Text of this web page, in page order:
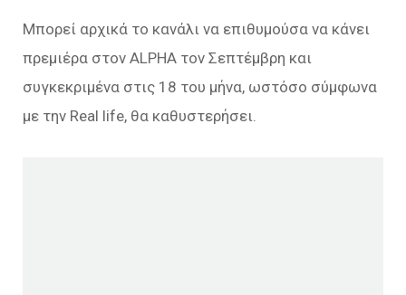
Μπορεί αρχικά το κανάλι να επιθυμούσα να κάνει
πρεμιέρα στον ALPHA τον Σεπτέμβρη και
συγκεκριμένα στις 18 του μήνα, ωστόσο σύμφωνα
με την Real life, θα καθυστερήσει.